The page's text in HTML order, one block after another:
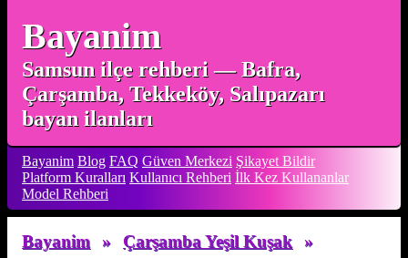
Bayanim
Samsun ilçe rehberi — Bafra,
Çarşamba, Tekkeköy, Salıpazarı
bayan ilanları
Bayanim Blog FAQ Güven Merkezi Şikayet Bildir
Platform Kuralları Kullanıcı Rehberi İlk Kez Kullananlar
Model Rehberi
Bayanim » Çarşamba Yeşil Kuşak »